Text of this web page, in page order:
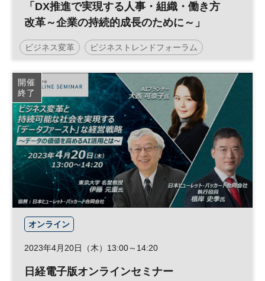
「DX推進で実現する人事・組織・働き方
改革～企業の持続的成長のために～」
ビジネス変革 ビジネストレンドフォーラム
従業員エンゲージメント 人的資本経営 働き方改革
人事 テクノロジー 人材活用 組織 DX
開催
終了
オンライン
2023年4月20日（木）13:00～14:20
日経電子版オンラインセミナー